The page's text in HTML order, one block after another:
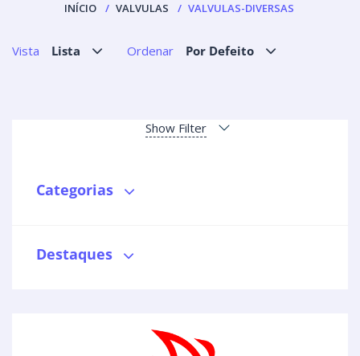
INÍCIO VALVULAS VALVULAS-DIVERSAS
Vista Lista Ordenar Por Defeito
Show Filter
Categorias
Destaques